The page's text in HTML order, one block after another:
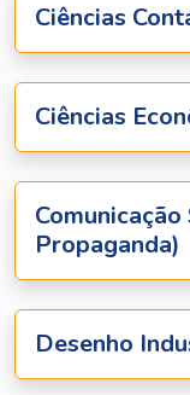
Ciências
Ciências
Propaganda)
Desenho